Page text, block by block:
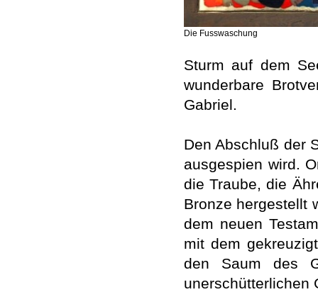
Die Fusswaschung
Sturm auf dem
wunderbare
Gabriel.
Den Abschluß der
ausgespien wird.
die Traube, die
Bronze hergestellt
dem neuen
mit dem
den Saum des
unerschütterlichen